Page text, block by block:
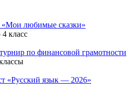
любимые сказки»
класс
по финансовой грамотности
«Русский язык — 2026»